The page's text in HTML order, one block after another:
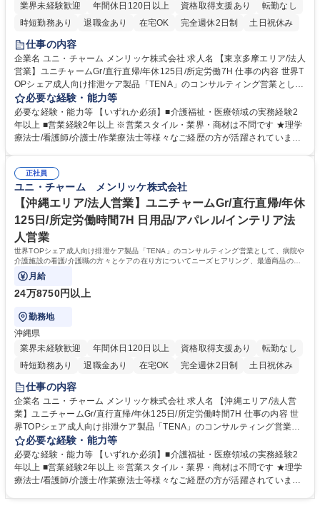
業界未経験歓迎
年間休日120日以上 資格取得支援あり
転勤なし
時短勤務あり
退職金あり 在宅OK 完全週休2日制 土日祝休み
仕事の内容
企業名 ユニ・チャーム メンリッケ株式会社 求人名 【東京多摩エリア/法人
営業】ユニチャームGr/直行直帰/年休125日/所定労働7H 仕事の内容 世界T
OPシェア成人向け排泄ケア製品「TENA」のコンサルティング営業とし
て、病院や介護施設の看護/介護職の方々とケアの在り方についてニーズヒ
アリング、最適商品の提案･ケア全般のアドバイスを担当頂きます。 世界
トップシェアの排泄ケア製品「TENA」を通じ、現場のケア品質向上と業
務効率化を実現します。 ■担当エリアの病院・施設への定期訪問と課題ヒ
メリハリある働き方が可能です。通常、月～木は訪問（1日3件程）金曜は
社内会議 募集職種 【東京多摩エリア/法人営業】ユニチャームGr/直行直
帰/年休125日/所定労働7H
必要な経験・能力等
必要な経験・能力等 【いずれか必須】■介護福祉・医療領域の実務経験2
年以上 ■営業経験2年以上 ※営業スタイル・業界・商材は不問です ★理学
療法士/看護師/介護士/作業療法士等様々なご経歴の方が活躍されていま
観的な視点でお客様と対話ができる」と、多くの現場経験者が活躍中 【教
育】★本社研修とOJT(先輩社員の営業に同行)を組み合わせて実施(入社3
カ月間)。業務で必要な基礎知識(会社・製品理解)と実務を学びます★イン
ストラクター制度(3カ月):先輩社員1名が相談役として新入社員をサポート
学歴・資格 学歴：大学院 大学 短大 専修学校 語学力： 資格：第一種運転
免許普通自動車
正社員
ユニ・チャーム メンリッケ株式会社
【沖縄エリア/法人営業】ユニチャームGr/直行直帰/年休
125日/所定労働時間7H 日用品/アパレル/インテリア法
人営業
世界TOPシェア成人向け排泄ケア製品「TENA」のコンサルティング営業として、病院や
介護施設の看護/介護職の方々とケアの在り方についてニーズヒアリング、最適商品の提
案･ケア全般のアドバイスを担当頂きます。
月給
24万8750円以上
勤務地
沖縄県
業界未経験歓迎
年間休日120日以上 資格取得支援あり
転勤なし
時短勤務あり
退職金あり 在宅OK 完全週休2日制 土日祝休み
仕事の内容
企業名 ユニ・チャーム メンリッケ株式会社 求人名 【沖縄エリア/法人営
業】ユニチャームGr/直行直帰/年休125日/所定労働時間7H 仕事の内容 世
界TOPシェア成人向け排泄ケア製品「TENA」のコンサルティング営業と
して、病院や介護施設の看護/介護職の方々とケアの在り方についてニーズ
ヒアリング、最適商品の提案･ケア全般のアドバイスを担当頂きます。 世
界トップシェアの排泄ケア製品「TENA」を通じ、現場のケア品質向上と
業務効率化を実現します。 ■担当エリアの病院・施設への定期訪問と課題
必要な経験・能力等
必要な経験・能力等 【いずれか必須】■介護福祉・医療領域の実務経験2
年以上 ■営業経験2年以上 ※営業スタイル・業界・商材は不問です ★理学
療法士/看護師/介護士/作業療法士等様々なご経歴の方が活躍されていま